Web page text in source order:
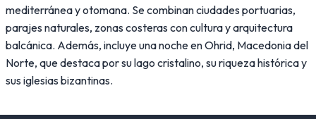
mediterránea y otomana. Se combinan ciudades portuarias,
parajes naturales, zonas costeras con cultura y arquitectura
balcánica. Además, incluye una noche en Ohrid, Macedonia del
Norte, que destaca por su lago cristalino, su riqueza histórica y
sus iglesias bizantinas.